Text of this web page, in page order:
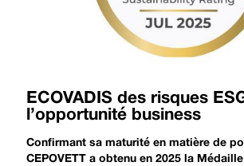
ECOVADIS des risques
l’opportunité business
Confirmant sa maturité en matière de
CEPOVETT a obtenu en 2025 la